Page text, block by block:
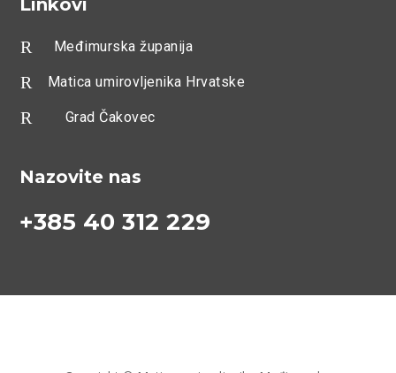
Linkovi
R Međimurska županija
R Matica umirovljenika Hrvatske
R Grad Čakovec
Nazovite nas
+385 40 312 229